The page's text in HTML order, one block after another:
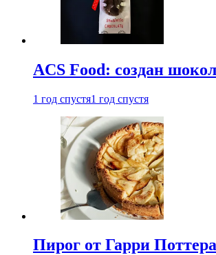
ACS Food: создан
1 год спустя1 год спустя
Пирог от Гарри